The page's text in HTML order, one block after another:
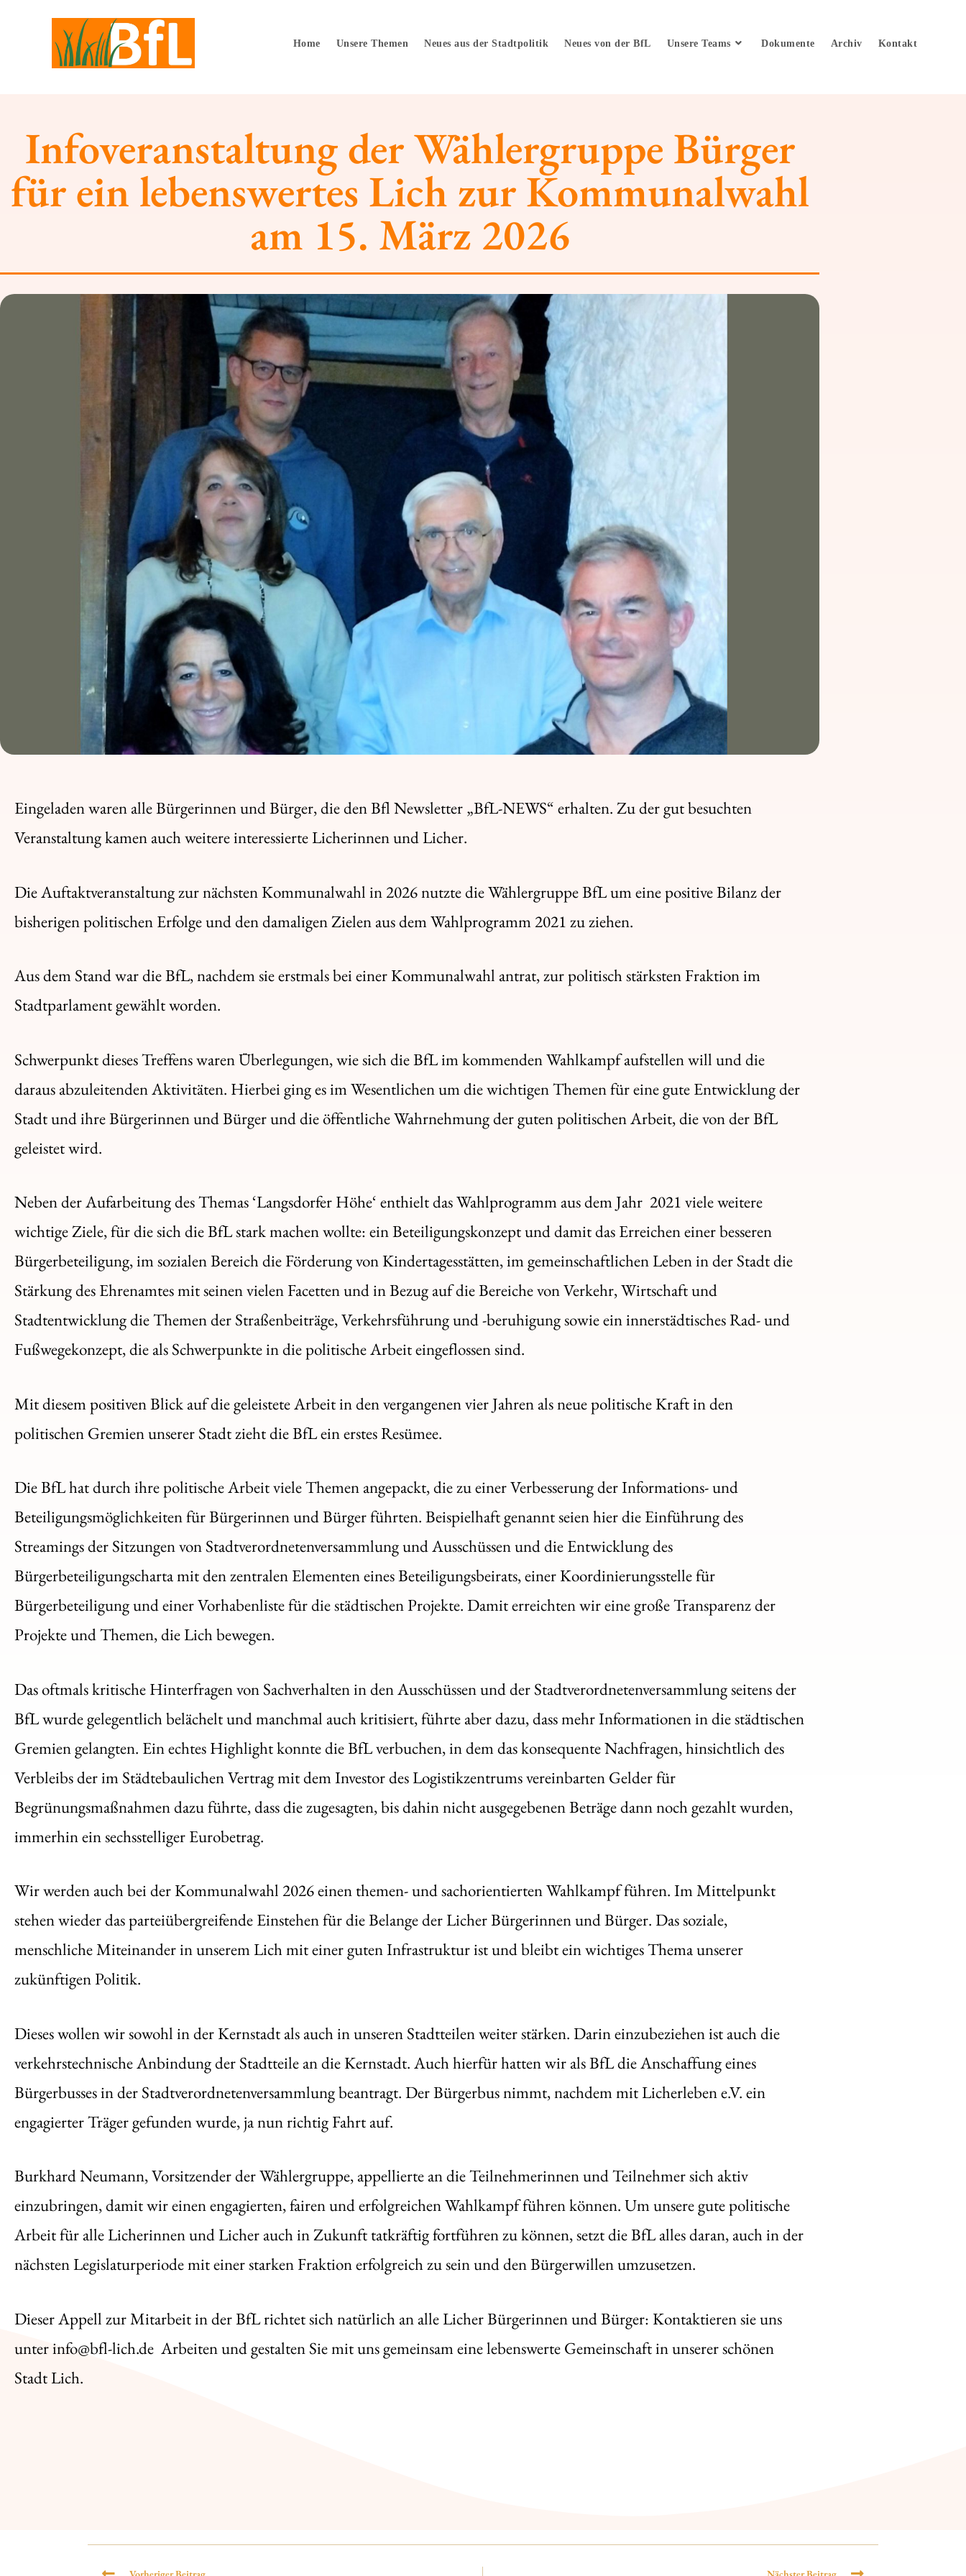
Home Unsere Themen Neues aus der Stadtpolitik Neues von der BfL Unsere Teams Dokumente Archiv Kontakt
Infoveranstaltung der Wählergruppe Bürger
für ein lebenswertes Lich zur Kommunalwahl
am 15. März 2026
Eingeladen waren alle Bürgerinnen und Bürger, die den Bfl Newsletter „BfL-NEWS“ erhalten. Zu der gut besuchten
Veranstaltung kamen auch weitere interessierte Licherinnen und Licher.
Die Auftaktveranstaltung zur nächsten Kommunalwahl in 2026 nutzte die Wählergruppe BfL um eine positive Bilanz der
bisherigen politischen Erfolge und den damaligen Zielen aus dem Wahlprogramm 2021 zu ziehen.
Aus dem Stand war die BfL, nachdem sie erstmals bei einer Kommunalwahl antrat, zur politisch stärksten Fraktion im
Stadtparlament gewählt worden.
Schwerpunkt dieses Treffens waren Überlegungen, wie sich die BfL im kommenden Wahlkampf aufstellen will und die
daraus abzuleitenden Aktivitäten. Hierbei ging es im Wesentlichen um die wichtigen Themen für eine gute Entwicklung der
Stadt und ihre Bürgerinnen und Bürger und die öffentliche Wahrnehmung der guten politischen Arbeit, die von der BfL
geleistet wird.
Neben der Aufarbeitung des Themas ‘Langsdorfer Höhe‘ enthielt das Wahlprogramm aus dem Jahr 2021 viele weitere
wichtige Ziele, für die sich die BfL stark machen wollte: ein Beteiligungskonzept und damit das Erreichen einer besseren
Bürgerbeteiligung, im sozialen Bereich die Förderung von Kindertagesstätten, im gemeinschaftlichen Leben in der Stadt die
Stärkung des Ehrenamtes mit seinen vielen Facetten und in Bezug auf die Bereiche von Verkehr, Wirtschaft und
Stadtentwicklung die Themen der Straßenbeiträge, Verkehrsführung und -beruhigung sowie ein innerstädtisches Rad- und
Fußwegekonzept, die als Schwerpunkte in die politische Arbeit eingeflossen sind.
Mit diesem positiven Blick auf die geleistete Arbeit in den vergangenen vier Jahren als neue politische Kraft in den
politischen Gremien unserer Stadt zieht die BfL ein erstes Resümee.
Die BfL hat durch ihre politische Arbeit viele Themen angepackt, die zu einer Verbesserung der Informations- und
Beteiligungsmöglichkeiten für Bürgerinnen und Bürger führten. Beispielhaft genannt seien hier die Einführung des
Streamings der Sitzungen von Stadtverordnetenversammlung und Ausschüssen und die Entwicklung des
Bürgerbeteiligungscharta mit den zentralen Elementen eines Beteiligungsbeirats, einer Koordinierungsstelle für
Bürgerbeteiligung und einer Vorhabenliste für die städtischen Projekte. Damit erreichten wir eine große Transparenz der
Projekte und Themen, die Lich bewegen.
Das oftmals kritische Hinterfragen von Sachverhalten in den Ausschüssen und der Stadtverordnetenversammlung seitens der
BfL wurde gelegentlich belächelt und manchmal auch kritisiert, führte aber dazu, dass mehr Informationen in die städtischen
Gremien gelangten. Ein echtes Highlight konnte die BfL verbuchen, in dem das konsequente Nachfragen, hinsichtlich des
Verbleibs der im Städtebaulichen Vertrag mit dem Investor des Logistikzentrums vereinbarten Gelder für
Begrünungsmaßnahmen dazu führte, dass die zugesagten, bis dahin nicht ausgegebenen Beträge dann noch gezahlt wurden,
immerhin ein sechsstelliger Eurobetrag.
Wir werden auch bei der Kommunalwahl 2026 einen themen- und sachorientierten Wahlkampf führen. Im Mittelpunkt
stehen wieder das parteiübergreifende Einstehen für die Belange der Licher Bürgerinnen und Bürger. Das soziale,
menschliche Miteinander in unserem Lich mit einer guten Infrastruktur ist und bleibt ein wichtiges Thema unserer
zukünftigen Politik.
Dieses wollen wir sowohl in der Kernstadt als auch in unseren Stadtteilen weiter stärken. Darin einzubeziehen ist auch die
verkehrstechnische Anbindung der Stadtteile an die Kernstadt. Auch hierfür hatten wir als BfL die Anschaffung eines
Bürgerbusses in der Stadtverordnetenversammlung beantragt. Der Bürgerbus nimmt, nachdem mit Licherleben e.V. ein
engagierter Träger gefunden wurde, ja nun richtig Fahrt auf.
Burkhard Neumann, Vorsitzender der Wählergruppe, appellierte an die Teilnehmerinnen und Teilnehmer sich aktiv
einzubringen, damit wir einen engagierten, fairen und erfolgreichen Wahlkampf führen können. Um unsere gute politische
Arbeit für alle Licherinnen und Licher auch in Zukunft tatkräftig fortführen zu können, setzt die BfL alles daran, auch in der
nächsten Legislaturperiode mit einer starken Fraktion erfolgreich zu sein und den Bürgerwillen umzusetzen.
Dieser Appell zur Mitarbeit in der BfL richtet sich natürlich an alle Licher Bürgerinnen und Bürger: Kontaktieren sie uns
unterinfo@bfl-lich.de Arbeiten und gestalten Sie mit uns gemeinsam eine lebenswerte Gemeinschaft in unserer schönen
Stadt Lich.